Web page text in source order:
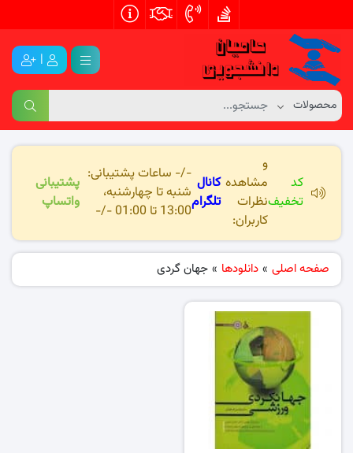
|
کد
تخفیف
و
مشاهده
نظرات
کاربران:
کانال
تلگرام
-/- ساعات پشتیبانی:
شنبه تا چهارشنبه،
13:00 تا 01:00 -/-
پشتیبانی
واتساپ
صفحه اصلی » دانلودها » جهان گردی